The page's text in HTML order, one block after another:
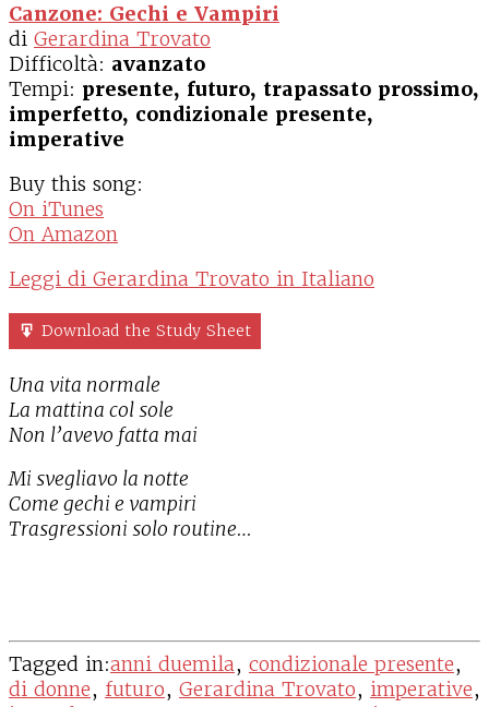
Canzone: Gechi e Vampiri
di Gerardina Trovato
Difficoltà: avanzato
Tempi: presente, futuro, trapassato prossimo,
imperfetto, condizionale presente,
imperative
Buy this song:
On iTunes
On Amazon
Leggi di Gerardina Trovato in Italiano
Download the Study Sheet
Una vita normale
La mattina col sole
Non l’avevo fatta mai
Mi svegliavo la notte
Come gechi e vampiri
Trasgressioni solo routine…
Tagged in:anni duemila, condizionale presente,
di donne, futuro, Gerardina Trovato, imperative,